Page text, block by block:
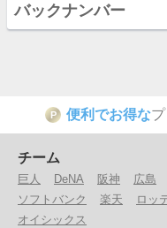
バックナンバー
P 便利でお得な
チーム
巨人 DeNA 阪神 広島
ソフトバンク
楽天 ロッ
オイシックス